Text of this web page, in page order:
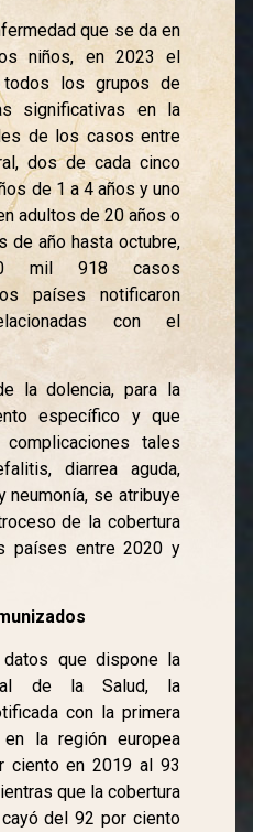
que se da en
niños, en 2023 el
todos los grupos de
significativas en la
de los casos entre
dos de cada cinco
de 1 a 4 años y uno
adultos de 20 años o
de año hasta octubre,
mil 918 casos
países notificaron
con el
la dolencia, para la
específico y que
tales
diarrea aguda,
se atribuye
de la cobertura
países entre 2020 y
que dispone la
de la Salud, la
con la primera
la región europea
ciento en 2019 al 93
que la cobertura
del 92 por ciento